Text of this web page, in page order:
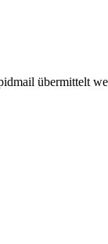
übermittelt